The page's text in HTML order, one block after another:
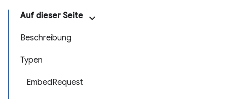
Auf dieser Seite
Beschreibung
Typen
EmbedRequest